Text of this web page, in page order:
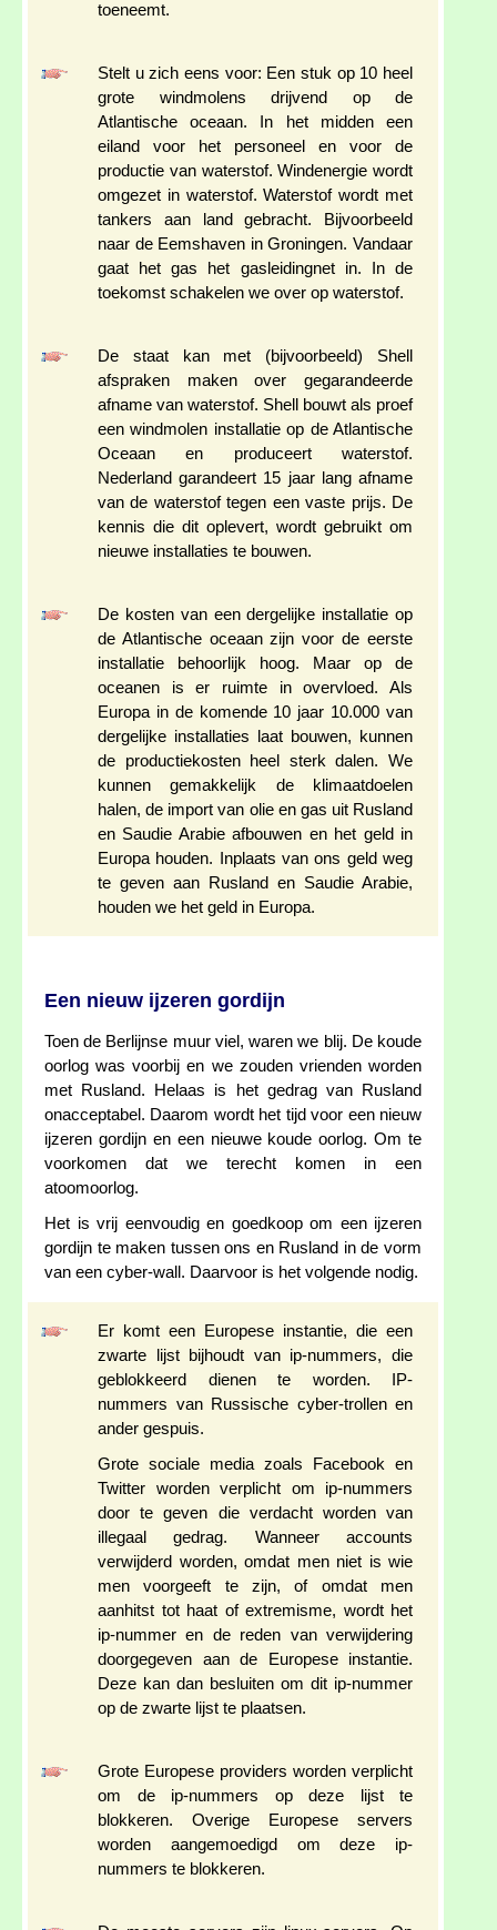
toeneemt.
Stelt u zich eens voor: Een stuk op 10 heel
grote windmolens drijvend op de
Atlantische oceaan. In het midden een
eiland voor het personeel en voor de
productie van waterstof. Windenergie wordt
omgezet in waterstof. Waterstof wordt met
tankers aan land gebracht. Bijvoorbeeld
naar de Eemshaven in Groningen. Vandaar
gaat het gas het gasleidingnet in. In de
toekomst schakelen we over op waterstof.
De staat kan met (bijvoorbeeld) Shell
afspraken maken over gegarandeerde
afname van waterstof. Shell bouwt als proef
een windmolen installatie op de Atlantische
Oceaan en produceert waterstof.
Nederland garandeert 15 jaar lang afname
van de waterstof tegen een vaste prijs. De
kennis die dit oplevert, wordt gebruikt om
nieuwe installaties te bouwen.
De kosten van een dergelijke installatie op
de Atlantische oceaan zijn voor de eerste
installatie behoorlijk hoog. Maar op de
oceanen is er ruimte in overvloed. Als
Europa in de komende 10 jaar 10.000 van
dergelijke installaties laat bouwen, kunnen
de productiekosten heel sterk dalen. We
kunnen gemakkelijk de klimaatdoelen
halen, de import van olie en gas uit Rusland
en Saudie Arabie afbouwen en het geld in
Europa houden. Inplaats van ons geld weg
te geven aan Rusland en Saudie Arabie,
houden we het geld in Europa.
Een nieuw ijzeren gordijn
Toen de Berlijnse muur viel, waren we blij. De koude
oorlog was voorbij en we zouden vrienden worden
met Rusland. Helaas is het gedrag van Rusland
onacceptabel. Daarom wordt het tijd voor een nieuw
ijzeren gordijn en een nieuwe koude oorlog. Om te
voorkomen dat we terecht komen in een
atoomoorlog.
Het is vrij eenvoudig en goedkoop om een ijzeren
gordijn te maken tussen ons en Rusland in de vorm
van een cyber-wall. Daarvoor is het volgende nodig.
Er komt een Europese instantie, die een
zwarte lijst bijhoudt van ip-nummers, die
geblokkeerd dienen te worden. IP-
nummers van Russische cyber-trollen en
ander gespuis.
Grote sociale media zoals Facebook en
Twitter worden verplicht om ip-nummers
door te geven die verdacht worden van
illegaal gedrag. Wanneer accounts
verwijderd worden, omdat men niet is wie
men voorgeeft te zijn, of omdat men
aanhitst tot haat of extremisme, wordt het
ip-nummer en de reden van verwijdering
doorgegeven aan de Europese instantie.
Deze kan dan besluiten om dit ip-nummer
op de zwarte lijst te plaatsen.
Grote Europese providers worden verplicht
om de ip-nummers op deze lijst te
blokkeren. Overige Europese servers
worden aangemoedigd om deze ip-
nummers te blokkeren.